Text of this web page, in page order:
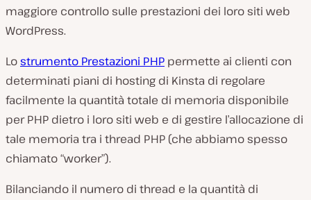
maggiore controllo sulle prestazioni dei loro siti web
WordPress.
Lostrumento Prestazioni PHP permette ai clienti con
determinati piani di hosting di Kinsta di regolare
facilmente la quantità totale di memoria disponibile
per PHP dietro i loro siti web e di gestire l’allocazione di
tale memoria tra i thread PHP (che abbiamo spesso
chiamato “worker”).
Bilanciando il numero di thread e la quantità di